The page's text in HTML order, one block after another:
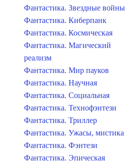
Фантастика. Звездные войны
Фантастика. Киберпанк
Фантастика. Космическая
Фантастика. Магический
реализм
Фантастика. Мир пауков
Фантастика. Научная
Фантастика. Социальная
Фантастика. Технофэнтези
Фантастика. Триллер
Фантастика. Ужасы, мистика
Фантастика. Фэнтези
Фантастика. Эпическая